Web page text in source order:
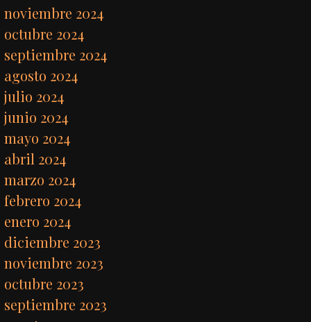
noviembre 2024
octubre 2024
septiembre 2024
agosto 2024
julio 2024
junio 2024
mayo 2024
abril 2024
marzo 2024
febrero 2024
enero 2024
diciembre 2023
noviembre 2023
octubre 2023
septiembre 2023